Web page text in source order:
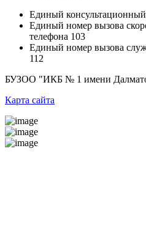
Единый
Единый номер вызова
телефона 103
Единый номер вызова
112
БУЗОО "ИКБ № 1 имени
Карта сайта